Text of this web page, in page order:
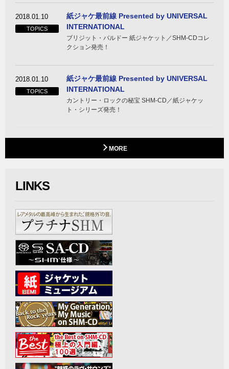
2018.01.10
TOPICS
紙ジャケ最前線 Presented by UNIVERSAL
INTERNATIONAL
ブリジット・バルドー 紙ジャケット／SHM-CDコレ
クション発売！
2018.01.10
TOPICS
紙ジャケ最前線 Presented by UNIVERSAL
INTERNATIONAL
カントリー・ロックの秘宝 SHM-CD／紙ジャケッ
ト・シリーズ発売！
MORE
LINKS